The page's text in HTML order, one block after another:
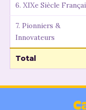
6. XIXe Siècle
7. Pionniers &
Innovateurs
Total